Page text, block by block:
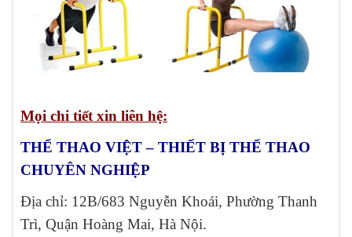
Mọi chi tiết xin liên hệ:
THỂ THAO VIỆT – THIẾT BỊ THỂ THAO
CHUYÊN NGHIỆP
Địa chỉ: 12B/683 Nguyễn Khoái, Phường Thanh
Trì, Quận Hoàng Mai, Hà Nội.